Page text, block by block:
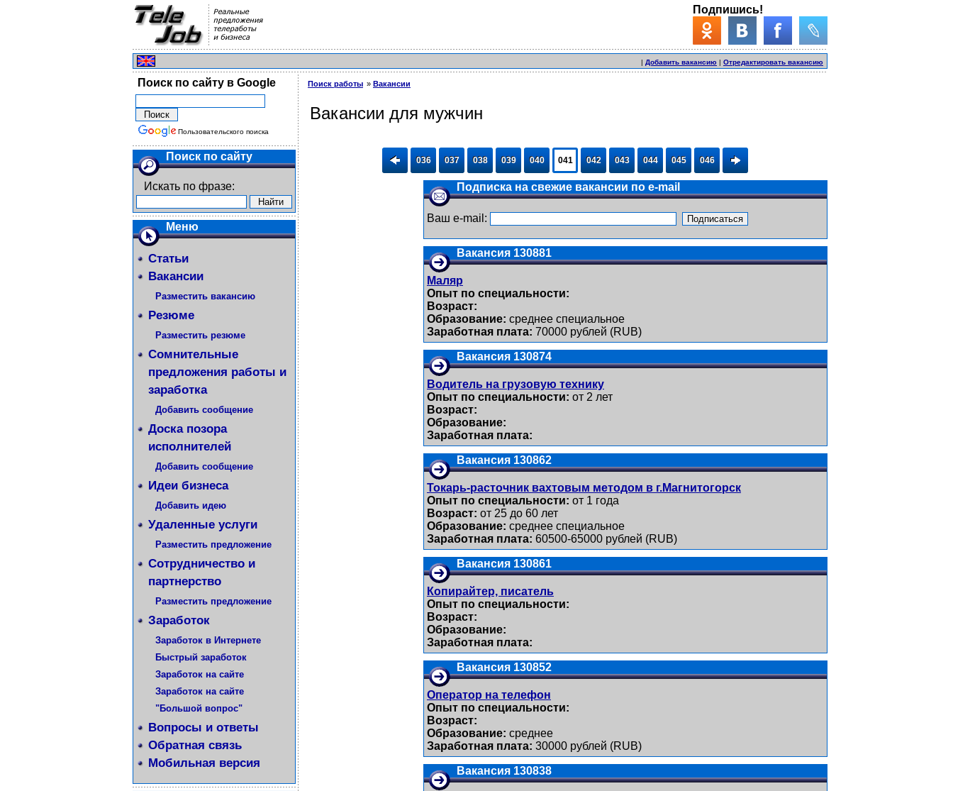
Подпишись!
| Добавить вакансию | Отредактировать вакансию
Поиск по сайту в Google
Пользовательского поиска
Поиск по сайту
Искать по фразе:
Меню
Статьи
Вакансии
Разместить вакансию
Резюме
Разместить резюме
Сомнительные
предложения работы и
заработка
Добавить сообщение
Доска позора
исполнителей
Добавить сообщение
Идеи бизнеса
Добавить идею
Удаленные услуги
Разместить предложение
Сотрудничество и
партнерство
Разместить предложение
Заработок
Заработок в Интернете
Быстрый заработок
Заработок на сайте
Заработок на сайте
"Большой вопрос"
Вопросы и ответы
Обратная связь
Мобильная версия
Поиск работы Вакансии
Вакансии для мужчин
036 037 038 039 040 041 042 043 044 045 046
Подписка на свежие вакансии по e-mail
Ваш e-mail:
Вакансия 130881
Маляр
Опыт по специальности:
Возраст:
Образование: среднее специальное
Заработная плата: 70000 рублей (RUB)
Вакансия 130874
Водитель на грузовую технику
Опыт по специальности: от 2 лет
Возраст:
Образование:
Заработная плата:
Вакансия 130862
Токарь-расточник вахтовым методом в г.Магнитогорск
Опыт по специальности: от 1 года
Возраст: от 25 до 60 лет
Образование: среднее специальное
Заработная плата: 60500-65000 рублей (RUB)
Вакансия 130861
Копирайтер, писатель
Опыт по специальности:
Возраст:
Образование:
Заработная плата:
Вакансия 130852
Оператор на телефон
Опыт по специальности:
Возраст:
Образование: среднее
Заработная плата: 30000 рублей (RUB)
Вакансия 130838